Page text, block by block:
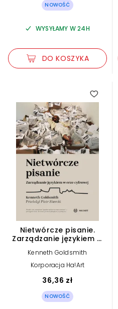
NOWOŚĆ
WYSYŁAMY W 24H
DO KOSZYKA
Nietwórcze pisanie.
Zarządzanie językiem w
Kenneth Goldsmith
Korporacja Ha!Art
36,36 zł
NOWOŚĆ